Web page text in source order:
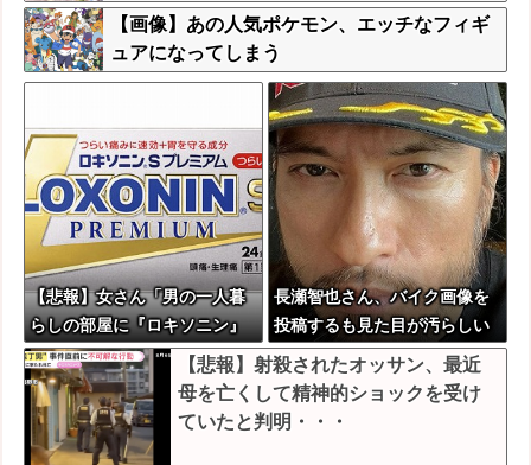
ｗｗｗｗ
【画像】あの人気ポケモン、エッチなフィギ
ュアになってしまう
【悲報】女さん「男の一人暮
らしの部屋に『ロキソニン』
が置いてあったら浮気確定で
す」
長瀬智也さん、バイク画像を
投稿するも見た目が汚らしい
とネットの女性たちから批
判…謝罪
【悲報】射殺されたオッサン、最近
母を亡くして精神的ショックを受け
ていたと判明・・・